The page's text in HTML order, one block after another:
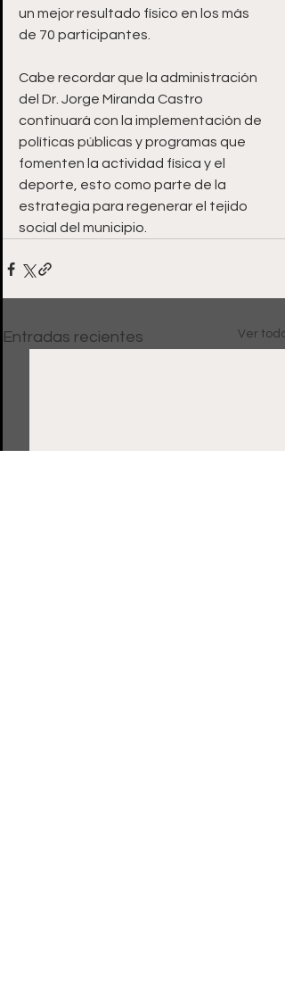
un mejor resultado físico en los más
de 70 participantes.
Cabe recordar que la administración
del Dr. Jorge Miranda Castro
continuará con la implementación de
políticas públicas y programas que
fomenten la actividad física y el
deporte, esto como parte de la
estrategia para regenerar el tejido
social del municipio.
Entradas recientes Ver todo